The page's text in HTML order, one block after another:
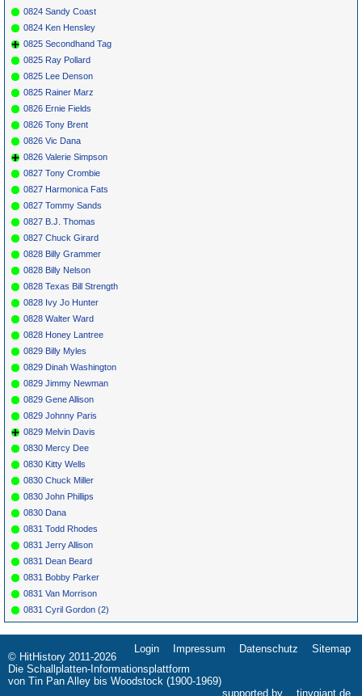
0824 Sandy Coast
0824 Ken Hensley
0825 Secondhand Tag
0825 Ray Pollard
0825 Lee Denson
0825 Rainer Marz
0826 Ernie Fields
0826 Tony Brent
0826 Vic Dana
0826 Valerie Simpson
0827 Tony Crombie
0827 Harmonica Fats
0827 Tommy Sands
0827 B.J. Thomas
0827 Chuck Girard
0828 Billy Grammer
0828 Billy Nelson
0828 Texas Bill Strength
0828 Ivy Jo Hunter
0828 Walter Ward
0828 Honey Lantree
0829 Billy Myles
0829 Dinah Washington
0829 Jimmy Newman
0829 Gene Allison
0829 Johnny Paris
0829 Melvin Davis
0830 Mercy Dee
0830 Kitty Wells
0830 Chuck Miller
0830 John Phillips
0830 Dana
0831 Todd Rhodes
0831 Jerry Allison
0831 Dean Beard
0831 Bobby Parker
0831 Van Morrison
0831 Cyril Gordon (2)
Navigation
überspringen
Login Impressum Datenschutz Sitemap
© HitHistory 2011-2026
Die Schallplatten-Informationsplattform
von Tin Pan Alley bis Woodstock (1900-1969)
supported by
tinygiant.de